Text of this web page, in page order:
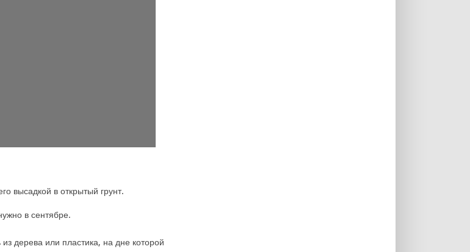
высадкой в открытый грунт.
в сентябре.
дерева или пластика, на дне которой